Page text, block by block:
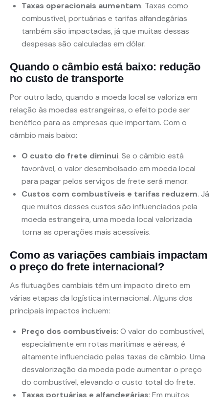
Taxas operacionais aumentam. Taxas como
combustível, portuárias e tarifas alfandegárias
também são impactadas, já que muitas dessas
despesas são calculadas em dólar.
Quando o câmbio está baixo: redução
no custo de transporte
Por outro lado, quando a moeda local se valoriza em
relação às moedas estrangeiras, o efeito pode ser
benéfico para as empresas que importam. Com o
câmbio mais baixo:
O custo do frete diminui. Se o câmbio está
favorável, o valor desembolsado em moeda local
para pagar pelos serviços de frete será menor.
Custos com combustíveis e tarifas reduzem. Já
que muitos desses custos são influenciados pela
moeda estrangeira, uma moeda local valorizada
torna as operações mais acessíveis.
Como as variações cambiais impactam
o preço do frete internacional?
As flutuações cambiais têm um impacto direto em
várias etapas da logística internacional. Alguns dos
principais impactos incluem:
Preço dos combustíveis: O valor do combustível,
especialmente em rotas marítimas e aéreas, é
altamente influenciado pelas taxas de câmbio. Uma
desvalorização da moeda pode aumentar o preço
do combustível, elevando o custo total do frete.
Taxas portuárias e alfandegárias: Em muitos